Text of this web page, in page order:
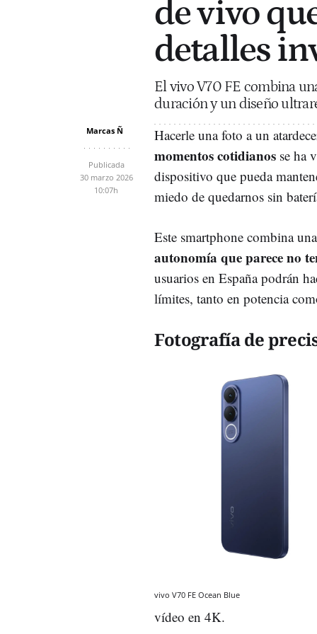
de vivo
detalles
El vivo V70 FE combina
duración y un diseño
Marcas Ñ
Publicada
30 marzo 2026
10:07h
Hacerle una foto a un
momentos cotidianos se ha
dispositivo que pueda
miedo de quedarnos sin
Este smartphone combina
autonomía que parece no
usuarios en España podrán
límites, tanto en potencia
Fotografía de
vivo V70 FE Ocean Blue
vídeo en 4K.